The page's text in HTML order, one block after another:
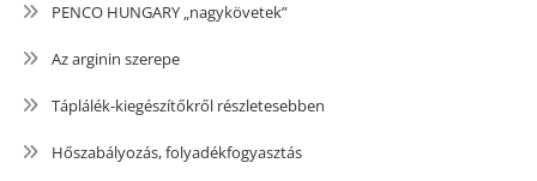
PENCO HUNGARY „nagykövetek”
Az arginin szerepe
Táplálék-kiegészítőkről részletesebben
Hőszabályozás, folyadékfogyasztás